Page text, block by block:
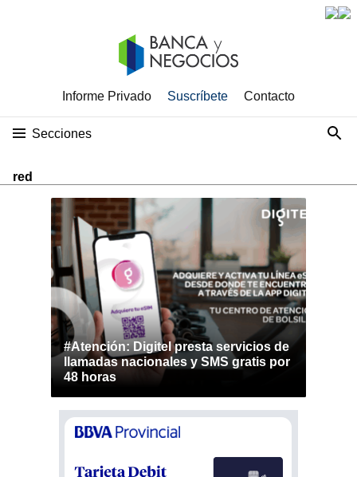
Informe Privado Suscríbete Contacto
Secciones
red
#Atención: Digitel presta servicios de
llamadas nacionales y SMS gratis por
48 horas